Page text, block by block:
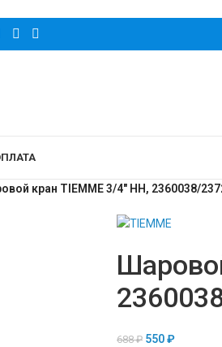
кран TIEMME 3/4″ НН, 2360038/
688₽ 550₽